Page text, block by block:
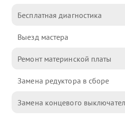
Бесплатная диагностика
Выезд мастера
Ремонт материнской платы
Замена редуктора в сборе
Замена концевого